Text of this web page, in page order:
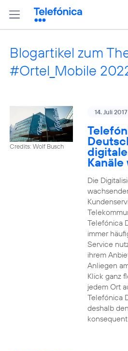
Blogartikel zum
#Ortel_Mobile
Credits: Wolf Busch
14. Juli 2017
Die
Telefónica
immer
Service
ihrem
Anliegen
Klick ganz
jedem Ort
Telefónica
deshalb